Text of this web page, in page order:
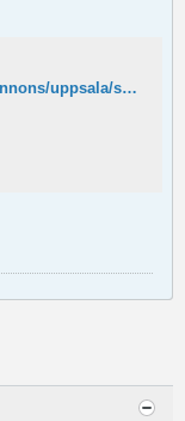
https://www.blocket.se/annons/uppsala/swim_whizz_20cm/105181496